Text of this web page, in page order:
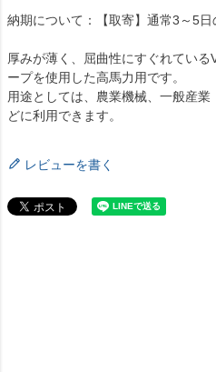
納期について：【取寄】通常3～5
厚みが薄く、屈曲性にすぐれてい
ープを使用した高馬力用です。
用途としては、農業機械、一般産
どに利用できます。
レビューを書く